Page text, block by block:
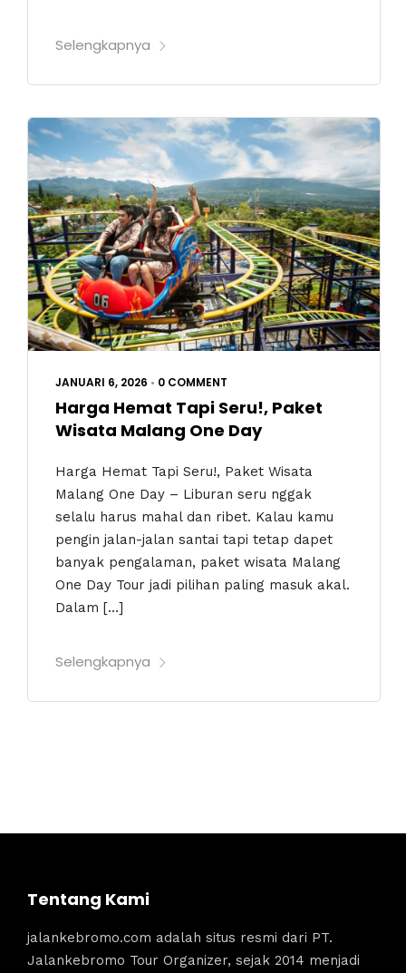
Selengkapnya
JANUARI 6, 2026 • 0 COMMENT
Harga Hemat Tapi Seru!, Paket
Wisata Malang One Day
Harga Hemat Tapi Seru!, Paket Wisata
Malang One Day – Liburan seru nggak
selalu harus mahal dan ribet. Kalau kamu
pengin jalan-jalan santai tapi tetap dapet
banyak pengalaman, paket wisata Malang
One Day Tour jadi pilihan paling masuk akal.
Dalam […]
Selengkapnya
Tentang Kami
jalankebromo.com adalah situs resmi dari PT.
Jalankebromo Tour Organizer, sejak 2014 menjadi